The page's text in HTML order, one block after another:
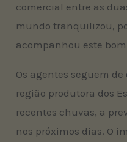
comercial entre as
mundo tranquilizou,
acompanhou este
Os agentes seguem
região produtora dos
recentes chuvas, a
nos próximos dias. O